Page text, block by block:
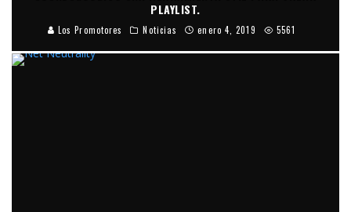
PLAYLIST.
Los Promotores Noticias enero 4, 2019 5561